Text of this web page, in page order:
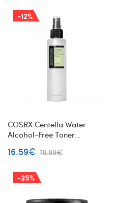
-12%
COSRX Centella Water
Alcohol-Free Toner
centella be alkoholio
16.59€ 18.89€
-25%